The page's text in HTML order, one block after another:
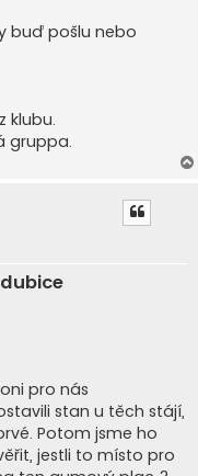
buď pošlu nebo
klubu.
gruppa.
pro nás
stan u těch stájí,
Potom jsme ho
jestli to místo pro